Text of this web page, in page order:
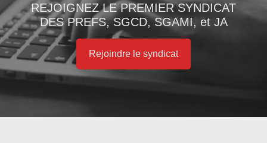
REJOIGNEZ LE PREMIER SYNDICAT
DES PREFS, SGCD, SGAMI, et JA
Rejoindre le syndicat